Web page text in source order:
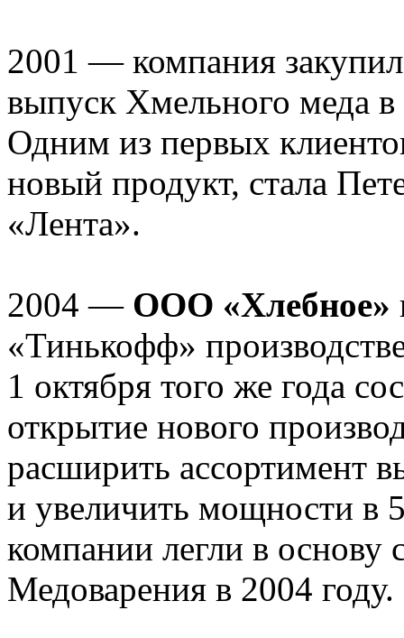
2001 — компания
выпуск Хмельного меда
Одним из первых
новый продукт, стала
«Лента».
2004 — ООО «Хлебное»
«Тинькофф»
1 октября того же года
открытие нового
расширить ассортимент
и увеличить мощности в
компании легли в основу
Медоварения в 2004 году.